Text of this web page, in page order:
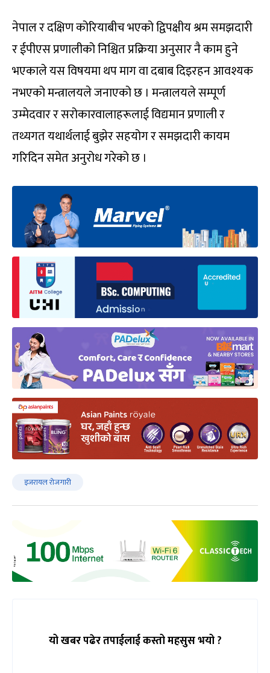
नेपाल र दक्षिण कोरियाबीच भएको द्विपक्षीय श्रम समझदारी
र ईपीएस प्रणालीको निश्चित प्रक्रिया अनुसार नै काम हुने
भएकाले यस विषयमा थप माग वा दबाब दिइरहन आवश्यक
नभएको मन्त्रालयले जनाएको छ । मन्त्रालयले सम्पूर्ण
उम्मेदवार र सरोकारवालाहरूलाई विद्यमान प्रणाली र
तथ्यगत यथार्थलाई बुझेर सहयोग र समझदारी कायम
गरिदिन समेत अनुरोध गरेको छ ।
इजरायल रोजगारी
यो खबर पढेर तपाईलाई कस्तो महसुस भयो ?